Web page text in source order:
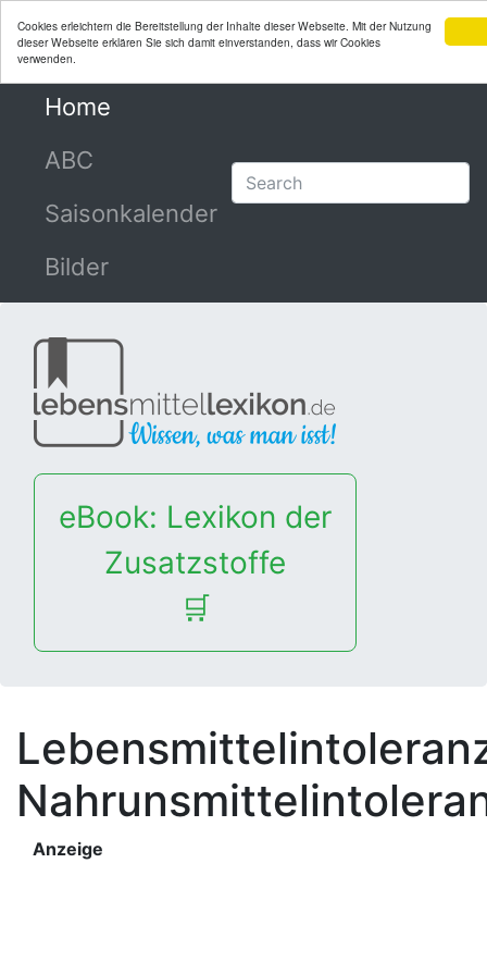
Cookies erleichtern die Bereitstellung der Inhalte dieser Webseite. Mit der Nutzung
dieser Webseite erklären Sie sich damit einverstanden, dass wir Cookies
verwenden.
Home
ABC
Saisonkalender
Bilder
eBook: Lexikon der
Zusatzstoffe
🛒
Anzeige